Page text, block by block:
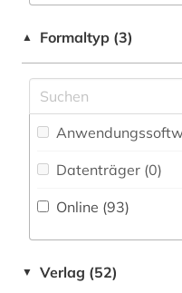
buchhandel (1)
chemie (1)
Einzelpersonen (2)
Baltikum (1)
Belarus (2)
Bulgarien (1)
China (1)
▲ Formaltyp (3)
Datenträger (0)
Online (93)
▼ Verlag (52)